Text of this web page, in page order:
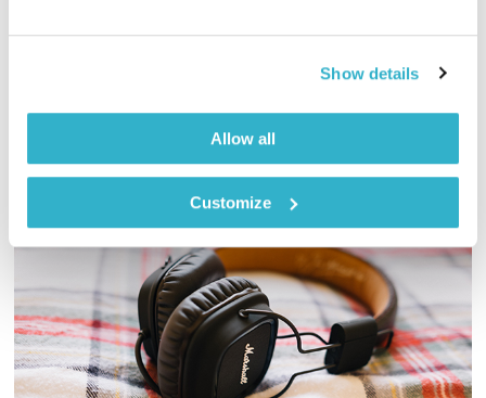
Show details
Allow all
Customize
זו לידת עכוז ארוכה ומורכבת, כמו התוכנית הזו… אבל מה, היא
זמנים ותקופות, ז’אנרים ומקצבים – גרוב עולמי עם אליענה בן-דוד,
מהאולפן הביתי בברלין. רשימות השידור המלאות נמצאות ב
אודיו